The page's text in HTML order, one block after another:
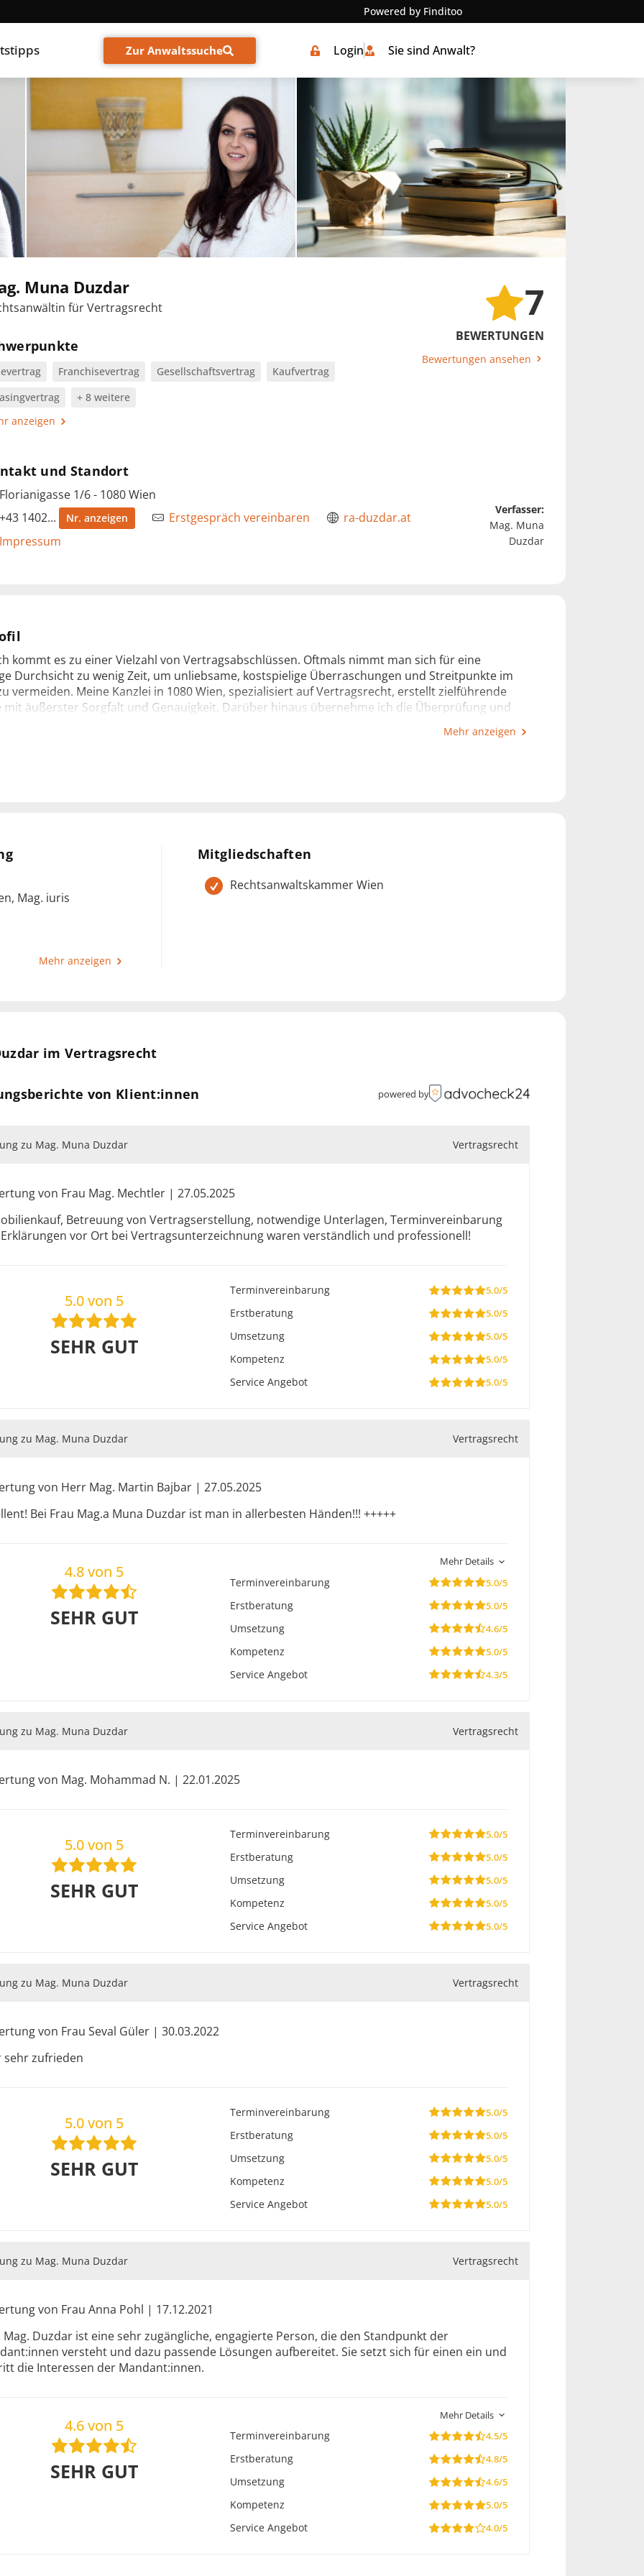
Powered by Finditoo
Zur Anwaltssuche Login Sie sind Anwalt?
Muna Duzdar
für Vertragsrecht
Franchisevertrag Gesellschaftsvertrag
Kaufvertrag
+ 8 weitere
anzeigen
7
BEWERTUNGEN
Bewertungen ansehen
und Standort
Florianigasse 1/6 - 1080 Wien
+43 1402...
Nr. anzeigen Erstgespräch vereinbaren
ra-duzdar.at
Impressum
Verfasser:
Mag. Muna
Duzdar
kommt es zu einer Vielzahl von Vertragsabschlüssen. Oftmals nimmt man sich für eine
Durchsicht zu wenig Zeit, um unliebsame, kostspielige Überraschungen und Streitpunkte im
vermeiden. Meine Kanzlei in 1080 Wien, spezialisiert auf Vertragsrecht, erstellt zielführende
mit äußerster Sorgfalt und Genauigkeit. Darüber hinaus übernehme ich die Überprüfung und
optimale Lösung für Ihr individuelles Anliegen zu erarbeiten.
auf Ihren Besuch in meiner Kanzlei.
Mehr anzeigen
Mag. iuris
für den
Digitalisierung
Wiener
Mehr anzeigen
Mitgliedschaften
Rechtsanwaltskammer Wien
im Vertragsrecht
von Klient:innen powered by
zu Mag. Muna Duzdar Vertragsrecht
von Frau Mag. Mechtler | 27.05.2025
Betreuung von Vertragserstellung, notwendige Unterlagen, Terminvereinbarung
vor Ort bei Vertragsunterzeichnung waren verständlich und professionell!
5.0 von 5
SEHR GUT
Terminvereinbarung 5.0/5
Erstberatung 5.0/5
Umsetzung 5.0/5
Kompetenz 5.0/5
Service Angebot 5.0/5
zu Mag. Muna Duzdar Vertragsrecht
von Herr Mag. Martin Bajbar | 27.05.2025
Bei Frau Mag.a Muna Duzdar ist man in allerbesten Händen!!! +++++
4.8 von 5
SEHR GUT
Mehr Details
Terminvereinbarung 5.0/5
Erstberatung 5.0/5
Umsetzung 4.6/5
Kompetenz 5.0/5
Service Angebot 4.3/5
zu Mag. Muna Duzdar Vertragsrecht
von Mag. Mohammad N. | 22.01.2025
5.0 von 5
SEHR GUT
Terminvereinbarung 5.0/5
Erstberatung 5.0/5
Umsetzung 5.0/5
Kompetenz 5.0/5
Service Angebot 5.0/5
zu Mag. Muna Duzdar Vertragsrecht
von Frau Seval Güler | 30.03.2022
sehr zufrieden
5.0 von 5
SEHR GUT
Terminvereinbarung 5.0/5
Erstberatung 5.0/5
Umsetzung 5.0/5
Kompetenz 5.0/5
Service Angebot 5.0/5
zu Mag. Muna Duzdar Vertragsrecht
von Frau Anna Pohl | 17.12.2021
Mag. Duzdar ist eine sehr zugängliche, engagierte Person, die den Standpunkt der
versteht und dazu passende Lösungen aufbereitet. Sie setzt sich für einen ein und
die Interessen der Mandant:innen.
4.6 von 5
SEHR GUT
Mehr Details
Terminvereinbarung 4.5/5
Erstberatung 4.8/5
Umsetzung 4.6/5
Kompetenz 5.0/5
Service Angebot 4.0/5